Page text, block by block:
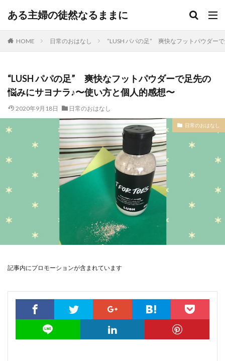
ある主婦の徒然なるままに
HOME 日常のおはなし “LUSH パパの足” 爽快なフットパウダー
“LUSH パパの足” 爽快なフットパウダーで足先の
悩みにサヨナラ♪〜使い方と個人的感想〜
2020年9月18日 日常のおはなし
日常のおはなし
記事内にプロモーションが含まれています